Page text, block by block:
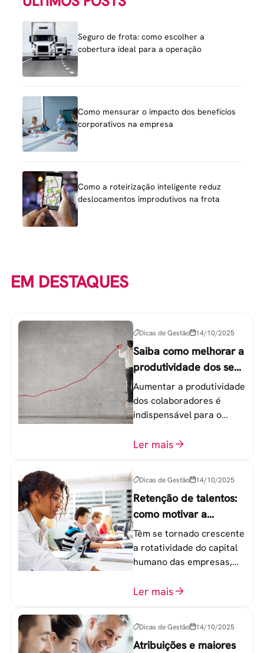
Seguro de frota: como escolher a
cobertura ideal para a operação
Como mensurar o impacto dos benefícios
corporativos na empresa
Como a roteirização inteligente reduz
deslocamentos improdutivos na frota
EM DESTAQUES
Dicas de Gestão 14/10/2025
Saiba como melhorar a
produtividade dos seus
colaboradores
Aumentar a produtividade
dos colaboradores é
indispensável para o
equipe de trabalho. 6
Ler mais
Dicas de Gestão 14/10/2025
Retenção de talentos:
como motivar a
geração Y nas
empresas?
Têm se tornado crescente
a rotatividade do capital
humano das empresas,
colaboradores na faixa de
Ler mais
Dicas de Gestão 14/10/2025
Atribuições e maiores